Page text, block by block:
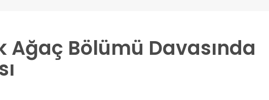
Ağaç Bölümü Davasında